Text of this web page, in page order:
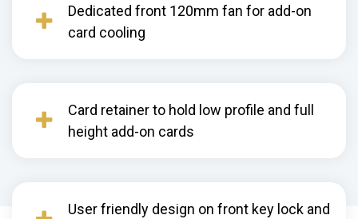
Dedicated front 120mm fan for add-on
card cooling
Card retainer to hold low profile and full
height add-on cards
User friendly design on front key lock and